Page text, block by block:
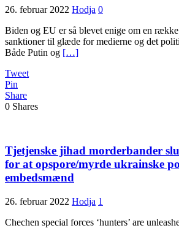
26. februar 2022 Hodja 0
Biden og EU er så blevet enige om en
sanktioner til glæde for medierne og det
Både Putin og […]
Tweet
Pin
Share
0 Shares
Tjetjenske jihad morderbander
for at opspore/myrde ukrainske
embedsmænd
26. februar 2022 Hodja 1
Chechen special forces ‘hunters’ are